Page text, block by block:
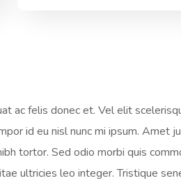
ac felis donec et. Vel elit
id eu nisl nunc mi ipsum. Amet
tortor. Sed odio morbi quis
ultricies leo integer. Tristique